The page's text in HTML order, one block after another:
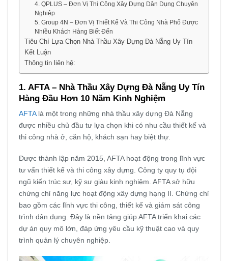
4. QPLUS – Đơn Vị Thi Công Xây Dựng Dân Dụng Chuyên
Nghiệp
5. Group 4N – Đơn Vị Thiết Kế Và Thi Công Nhà Phố Được
Nhiều Khách Hàng Biết Đến
Tiêu Chí Lựa Chọn Nhà Thầu Xây Dựng Đà Nẵng Uy Tín
Kết Luận
Thông tin liên hệ:
1. AFTA – Nhà Thầu Xây Dựng Đà Nẵng Uy Tín
Hàng Đầu Hơn 10 Năm Kinh Nghiệm
AFTAlà một trong những nhà thầu xây dựng Đà Nẵng
được nhiều chủ đầu tư lựa chọn khi có nhu cầu thiết kế và
thi công nhà ở, căn hộ, khách sạn hay biệt thự.
Được thành lập năm 2015, AFTA hoạt động trong lĩnh vực
tư vấn thiết kế và thi công xây dựng. Công ty quy tụ đội
ngũ kiến trúc sư, kỹ sư giàu kinh nghiệm. AFTA sở hữu
chứng chỉ năng lực hoạt động xây dựng hạng II. Chứng chỉ
bao gồm các lĩnh vực thi công, thiết kế và giám sát công
trình dân dụng. Đây là nền tảng giúp AFTA triển khai các
dự án quy mô lớn, đáp ứng yêu cầu kỹ thuật cao và quy
trình quản lý chuyên nghiệp.